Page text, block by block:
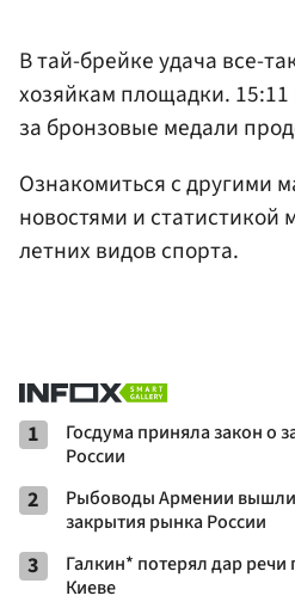
В тай-брейке удача все-
хозяйкам площадки. 15:11
за бронзовые медали
Ознакомиться с другими
новостями и статистикой
летних видов спорта.
1
Госдума приняла закон о
России
2
Рыбоводы Армении вышли
закрытия рынка России
3
Галкин* потерял дар речи
Киеве